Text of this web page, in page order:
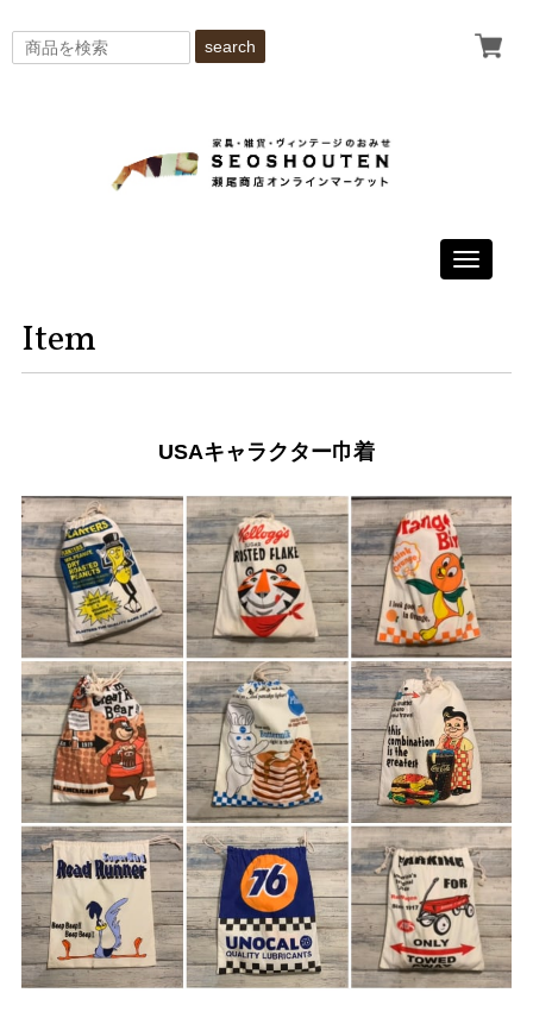
search
Toggle
Item
USAキャラクター巾着